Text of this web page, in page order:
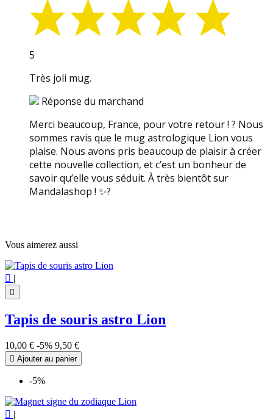
5
Très joli mug.
Réponse du marchand
Merci beaucoup, France, pour votre retour ! ? Nous
sommes ravis que le mug astrologique Lion vous
plaise. Nous avons pris beaucoup de plaisir à créer
cette nouvelle collection, et c’est un bonheur de
savoir qu’elle vous séduit. À très bientôt sur
Mandalashop ! ✨?
Vous aimerez aussi
 |

Tapis de souris astro Lion
10,00 € -5% 9,50 €
 Ajouter au panier
-5%
 |